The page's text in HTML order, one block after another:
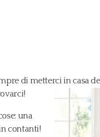
di metterci in casa
una
contanti!